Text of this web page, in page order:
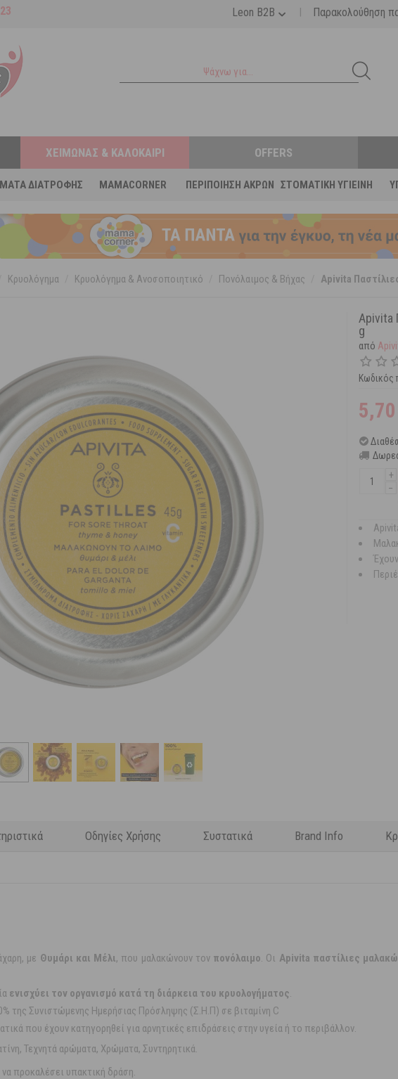
Leon B2B | Παρακολούθηση
ΔΙΑΤΡΟΦΉΣ MAMACORNER ΠΕΡΙΠΟΊΗΣΗ ΆΚΡΩΝ ΣΤΟΜΑΤΙΚΉ ΥΓΙΕΙΝΉ
ΧΕΙΜΏΝΑΣ & ΚΑΛΟΚΑΊΡΙ OFFERS
Κρυολόγημα Κρυολόγημα & Ανοσοποιητικό Πονόλαιμος & Βήχας Apivita
Apivita
g
από
Κωδικός
5,70
+
−
Οδηγίες Χρήσης Συστατικά Brand Info
με Θυμάρι και Μέλι, που μαλακώνουν τον πονόλαιμο. Οι Apivita παστίλιες
ενισχύει τον οργανισμό κατά τη διάρκεια του κρυολογήματος.
της Συνιστώμενης Ημερήσιας Πρόσληψης (Σ.Η.Π) σε βιταμίνη C
που έχουν κατηγορηθεί για αρνητικές επιδράσεις στην υγεία ή το περιβάλλον.
Τεχνητά αρώματα, Χρώματα, Συντηρητικά.
προκαλέσει υπακτική δράση.